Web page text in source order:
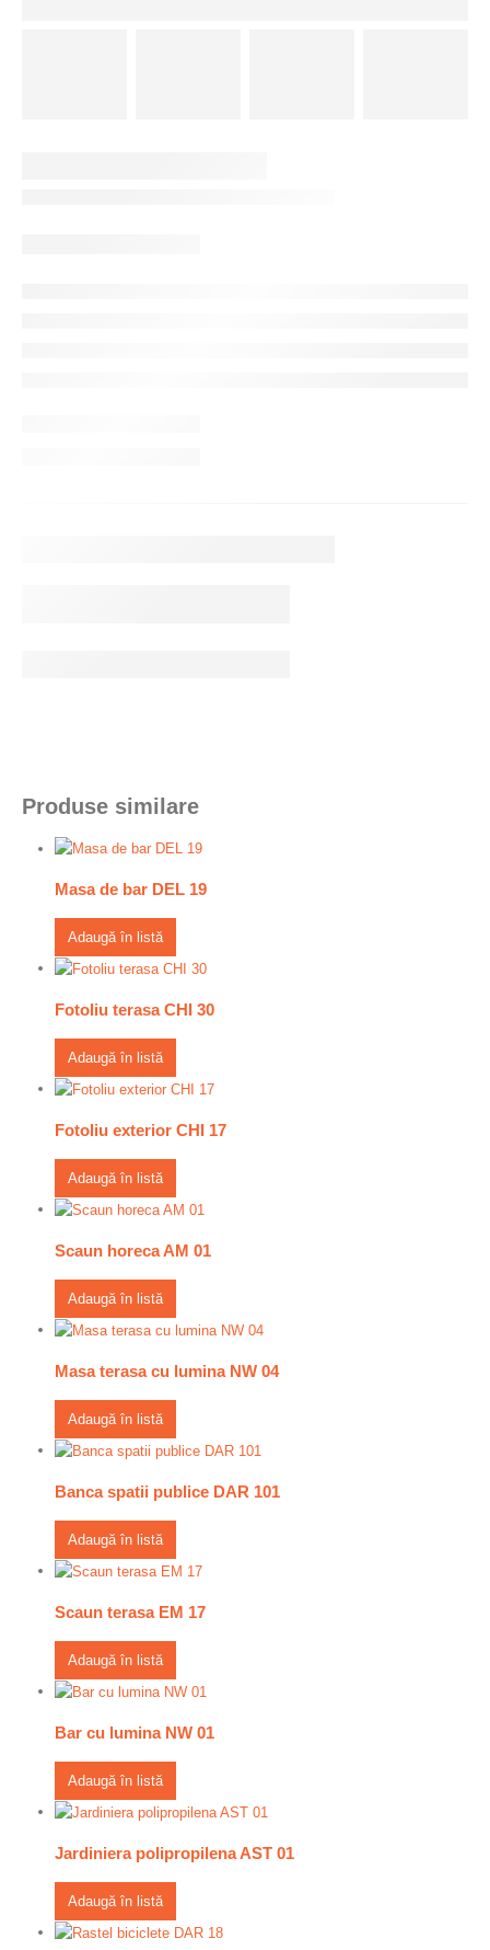
Produse similare
Masa de bar DEL 19
Adaugă în listă
Fotoliu terasa CHI 30
Adaugă în listă
Fotoliu exterior CHI 17
Adaugă în listă
Scaun horeca AM 01
Adaugă în listă
Masa terasa cu lumina NW 04
Adaugă în listă
Banca spatii publice DAR 101
Adaugă în listă
Scaun terasa EM 17
Adaugă în listă
Bar cu lumina NW 01
Adaugă în listă
Jardiniera polipropilena AST 01
Adaugă în listă